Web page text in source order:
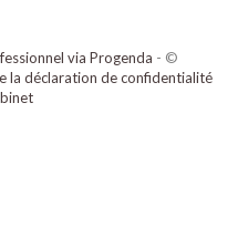
via Progenda - ©
la déclaration de confidentialité